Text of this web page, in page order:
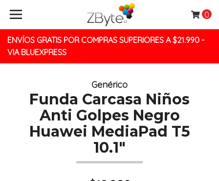
ENVÍOS GRATIS POR COMPRAS SUPERIORES A $21.990 -
VIA BLUEXPRESS
0
Genérico
Funda Carcasa Niños
Anti Golpes Negro
Huawei MediaPad T5
10.1"